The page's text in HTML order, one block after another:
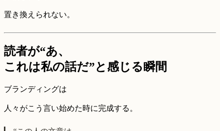
置き換えられない。
読者が“あ、
これは私の話だ”と感じる瞬間
ブランディングは
人々がこう言い始めた時に完成する。